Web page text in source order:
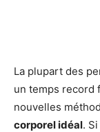
La plupart des
un temps record
nouvelles
corporel idéal.